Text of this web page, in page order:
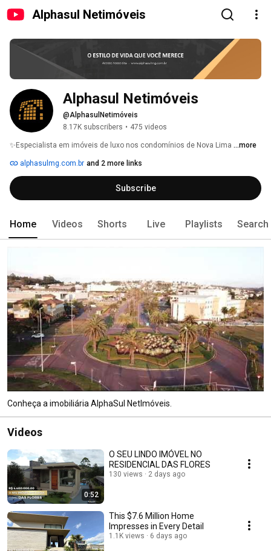
Alphasul Netimóveis
Alphasul Netimóveis
@AlphasulNetimóveis
8.17K subscribers • 475 videos
✨Especialista em imóveis de luxo nos condomínios de Nova Lima ...more
alphasulmg.com.br and 2 more links
Subscribe
Home Videos Shorts Live Playlists Search
Conheça a imobiliária AlphaSul NetImóveis.
Videos
0:52
O SEU LINDO IMÓVEL NO
RESIDENCIAL DAS FLORES
130 views 2 days ago
This $7.6 Million Home
Impresses in Every Detail
1.1K views 6 days ago